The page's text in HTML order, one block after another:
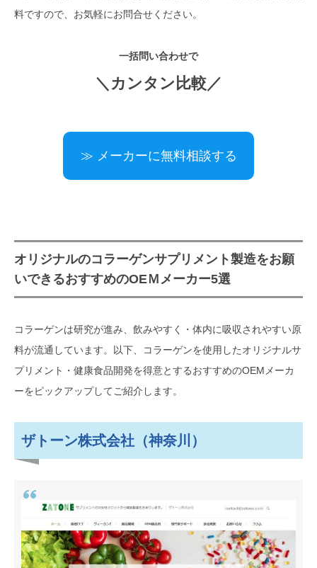
料ですので、お気軽にお問合せください。
一括問い合わせで
＼カンタン比較／
≫ メーカーに無料相談する
オリジナルのコラーゲンサプリメント製造をお願
いできるおすすめのOEＭメーカー5選
コラーゲンは研究が進み、飲みやすく・体内に吸収されやすい原
料が流通しています。以下、コラーゲンを使用したオリジナルサ
プリメント・健康食品開発を得意とするおすすめのOEMメーカ
ーをピックアップしてご紹介します。
ザトーン株式会社（神奈川）